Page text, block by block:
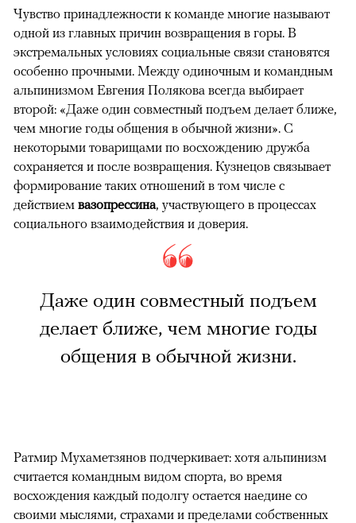
Чувство принадлежности к команде многие называют
одной из главных причин возвращения в горы. В
экстремальных условиях социальные связи становятся
особенно прочными. Между одиночным и командным
альпинизмом Евгения Полякова всегда выбирает
второй: «Даже один совместный подъем делает ближе,
чем многие годы общения в обычной жизни». С
некоторыми товарищами по восхождению дружба
сохраняется и после возвращения. Кузнецов связывает
формирование таких отношений в том числе с
действием вазопрессина, участвующего в процессах
социального взаимодействия и доверия.
Даже один совместный подъем
делает ближе, чем многие годы
общения в обычной жизни.
Ратмир Мухаметзянов подчеркивает: хотя альпинизм
считается командным видом спорта, во время
восхождения каждый подолгу остается наедине со
своими мыслями, страхами и пределами собственных